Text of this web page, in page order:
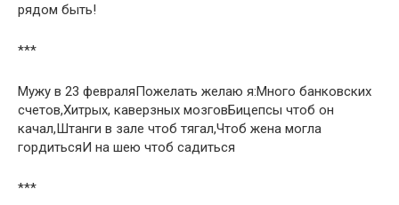
рядом быть!
***
Мужу в 23 февраляПожелать желаю я:Много банковских
счетов,Хитрых, каверзных мозговБицепсы чтоб он
качал,Штанги в зале чтоб тягал,Чтоб жена могла
гордитьсяИ на шею чтоб садиться
***